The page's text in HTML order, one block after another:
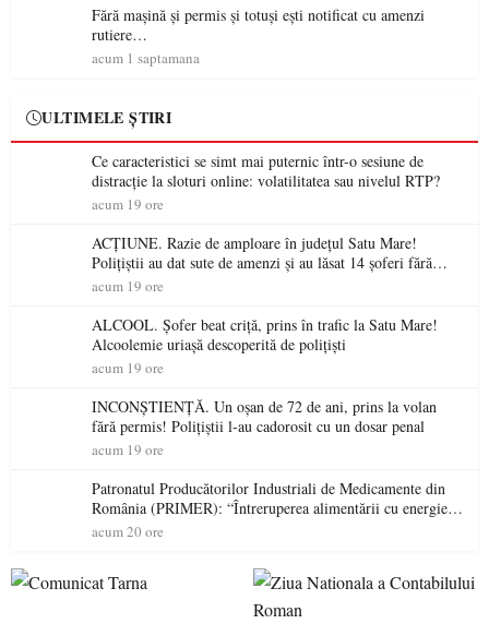
Fără mașină și permis și totuși ești notificat cu amenzi
rutiere…
acum 1 saptamana
ULTIMELE ȘTIRI
Ce caracteristici se simt mai puternic într-o sesiune de
distracție la sloturi online: volatilitatea sau nivelul RTP?
acum 19 ore
ACȚIUNE. Razie de amploare în județul Satu Mare!
Polițiștii au dat sute de amenzi și au lăsat 14 șoferi fără
permis într-o singură zi
acum 19 ore
ALCOOL. Șofer beat criță, prins în trafic la Satu Mare!
Alcoolemie uriașă descoperită de polițiști
acum 19 ore
INCONȘTIENȚĂ. Un oșan de 72 de ani, prins la volan
fără permis! Polițiștii l-au cadorosit cu un dosar penal
acum 19 ore
Patronatul Producătorilor Industriali de Medicamente din
România (PRIMER): “Întreruperea alimentării cu energie
electrică a fabricilor de medicamente va pune în pericol
acum 20 ore